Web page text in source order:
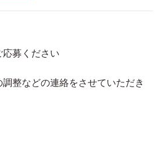
応募ください
整などの連絡をさせていただき